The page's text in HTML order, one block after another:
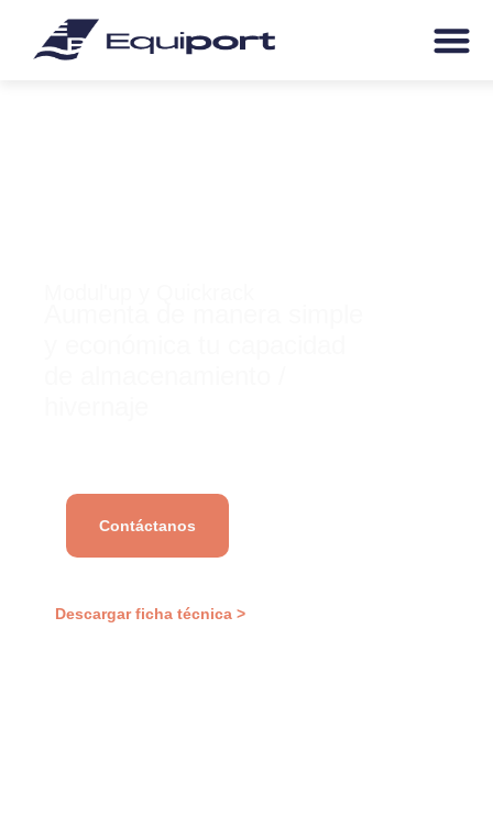
Contáctanos
Descargar ficha técnica >